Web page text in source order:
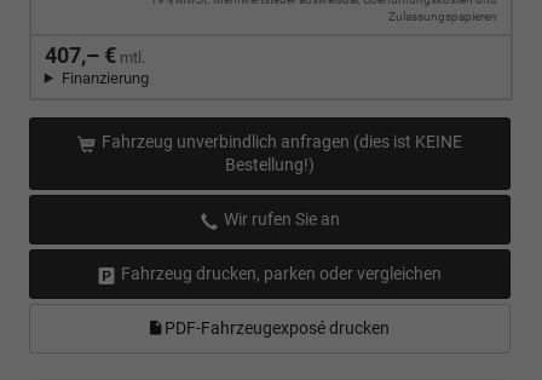
Zulassungspapieren
407,– € mtl.
Finanzierung
Fahrzeug unverbindlich anfragen (dies ist KEINE
Bestellung!)
Wir rufen Sie an
Fahrzeug drucken, parken oder vergleichen
PDF-Fahrzeugexposé drucken